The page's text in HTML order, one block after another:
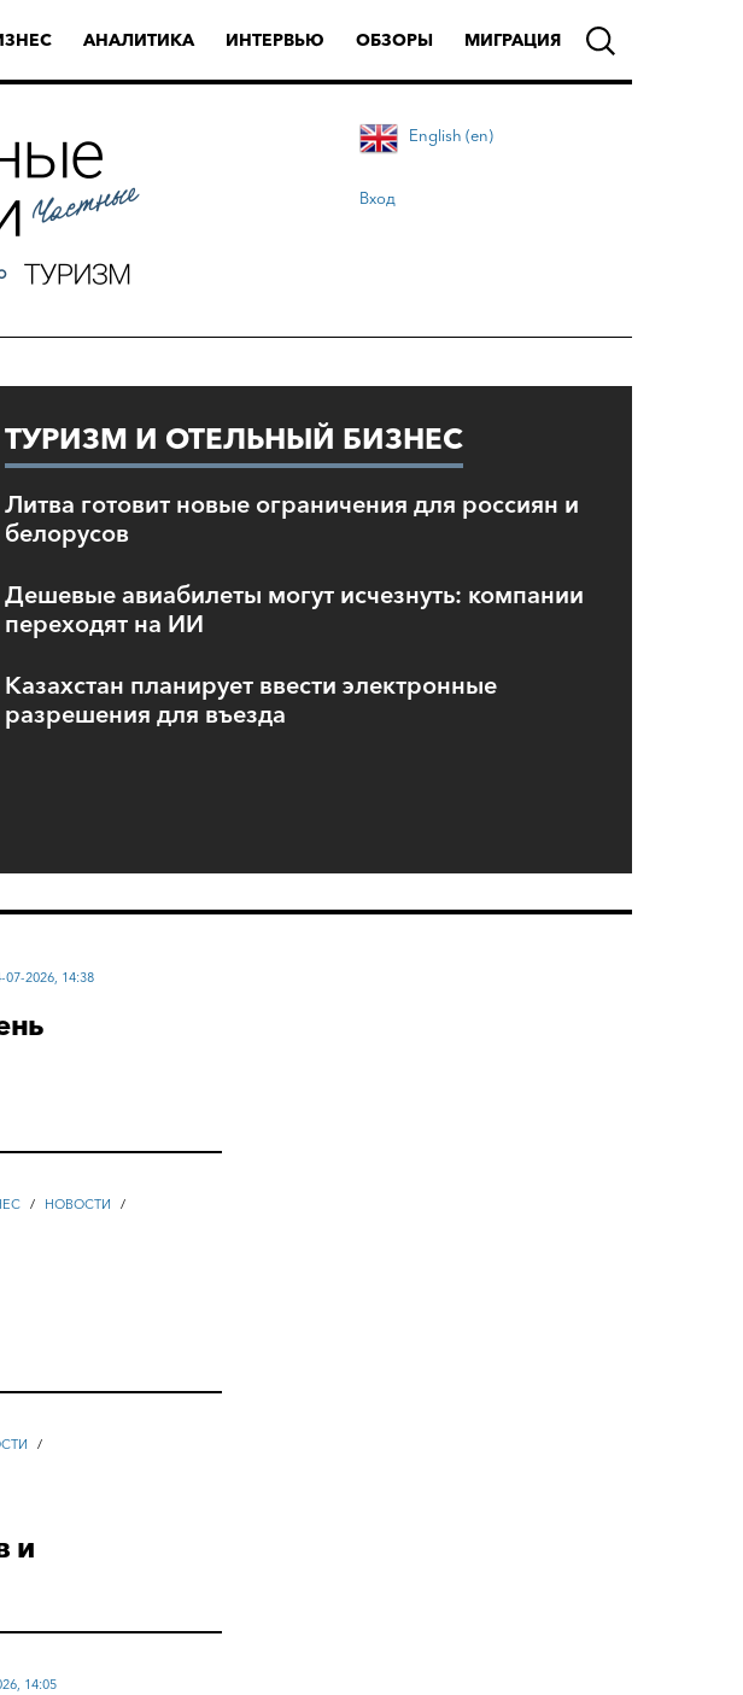
АНАЛИТИКА ИНТЕРВЬЮ ОБЗОРЫ МИГРАЦИЯ
English (en)
Вход
ТУРИЗМ И ОТЕЛЬНЫЙ БИЗНЕС
Литва готовит новые ограничения для россиян и
белорусов
Дешевые авиабилеты могут исчезнуть: компании
переходят на ИИ
Казахстан планирует ввести электронные
разрешения для въезда
07-2026, 14:38
/ НОВОСТИ
/
/
и
14:05